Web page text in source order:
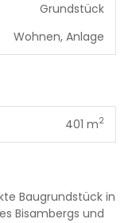
Baugrundstück in
Bisambergs und
Grundstück
Wohnen, Anlage
401 m2